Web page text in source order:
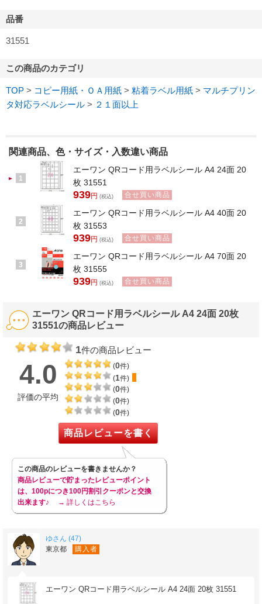
品番
31551
この商品のカテゴリ
TOP > コピー用紙・ＯＡ用紙 > 粘着ラベル用紙 > マルチプリン
タ対応ラベルシール > ２１面以上
関連商品、色・サイズ・入数違い商品
1
エーワン QRコード用ラベルシール A4 24面 20
枚 31551
939円 (税込) 合せ買い商品
2
エーワン QRコード用ラベルシール A4 40面 20
枚 31553
939円 (税込) 合せ買い商品
3
エーワン QRコード用ラベルシール A4 70面 20
枚 31555
939円 (税込) 合せ買い商品
エーワン QRコード用ラベルシール A4 24面 20枚
31551の商品レビュー
1件の商品レビュー
4.0
評価の平均
(0件)
(1件)
(0件)
(0件)
(0件)
商品レビューを書く
この商品のレビューを書きませんか？
商品レビューで貯まったレビューポイント
は、100pにつき100円割引クーポンと交換
出来ます♪
→ 詳しくはこちら
ゆさん (47)
東京都
購入者
エーワン QRコード用ラベルシール A4 24面 20枚 31551